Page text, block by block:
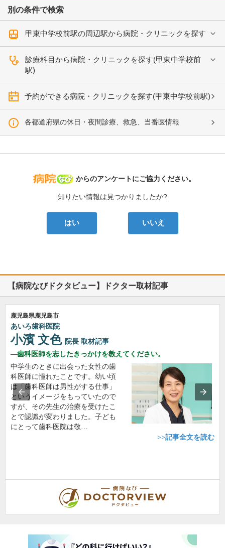
別の条件で検索
甲東中学校前駅の周辺駅から病院・クリニックを探す
診療科目から病院・クリニックを探す(甲東中学校前
駅)
予約ができる病院・クリニックを探す(甲東中学校前駅)
各都道府県の休日・夜間診療、救急、当番医情報
病院なび
からのアンケートにご協力ください。
知りたい情報は見つかりましたか?
はい いいえ
【病院なびドクタビュー】ドクター取材記事
鹿児島県鹿児島市
あいろ歯科医院
小濱 文色 院長 取材記事
歯科医師を志したきっかけを教えてください。
中学生のときに出会った女性の歯
科医師に憧れたことです。幼い頃
は「歯科医師は男性がする仕事」
というイメージをもっていたので
すが、その先生の治療を受けたこ
とで認識が変わりました。子ども
にとって歯科医院は敬…
>>記事全文を読む